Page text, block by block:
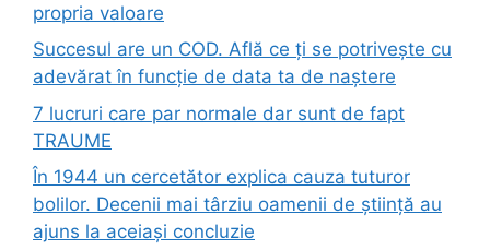
propria valoare
Succesul are un COD. Află ce ți se potrivește cu
adevărat în funcție de data ta de naștere
7 lucruri care par normale dar sunt de fapt
TRAUME
În 1944 un cercetător explica cauza tuturor
bolilor. Decenii mai târziu oamenii de știință au
ajuns la aceiași concluzie